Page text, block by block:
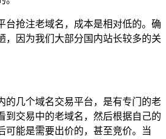
台抢注老域名，成本是相对低的。确
，因为我们大部分国内站长较多的关
的几个域名交易平台，是有专门的老
到交易中的老域名，然后根据自己的
可能是需要出价的，甚至竞价。当